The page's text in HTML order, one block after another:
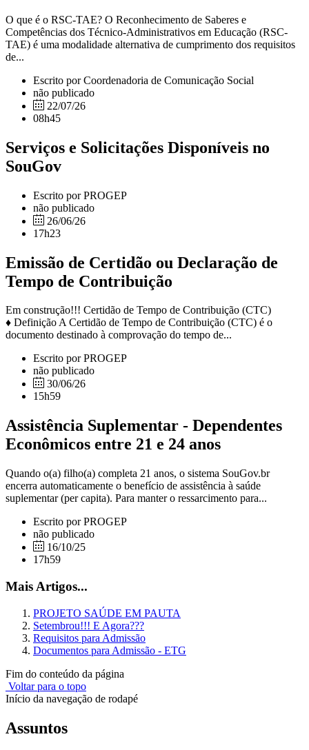
O que é o RSC-TAE? O Reconhecimento de Saberes e
Competências dos Técnico-Administrativos em Educação (RSC-
TAE) é uma modalidade alternativa de cumprimento dos requisitos
de...
Escrito por Coordenadoria de Comunicação Social
não publicado
22/07/26
08h45
Serviços e Solicitações Disponíveis no
SouGov
Escrito por PROGEP
não publicado
26/06/26
17h23
Emissão de Certidão ou Declaração de
Tempo de Contribuição
Em construção!!! Certidão de Tempo de Contribuição (CTC)
♦ Definição A Certidão de Tempo de Contribuição (CTC) é o
documento destinado à comprovação do tempo de...
Escrito por PROGEP
não publicado
30/06/26
15h59
Assistência Suplementar - Dependentes
Econômicos entre 21 e 24 anos
Quando o(a) filho(a) completa 21 anos, o sistema SouGov.br
encerra automaticamente o benefício de assistência à saúde
suplementar (per capita). Para manter o ressarcimento para...
Escrito por PROGEP
não publicado
16/10/25
17h59
Mais Artigos...
PROJETO SAÚDE EM PAUTA
Setembrou!!! E Agora???
Requisitos para Admissão
Documentos para Admissão - ETG
Fim do conteúdo da página
Voltar para o topo
Início da navegação de rodapé
Assuntos